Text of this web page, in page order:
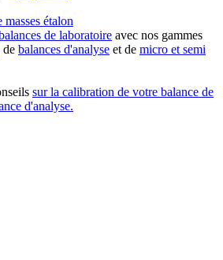
masses étalon
de laboratoire avec nos gammes
de balances d'analyse et de micro et semi
sur la calibration de votre balance de
d'analyse.